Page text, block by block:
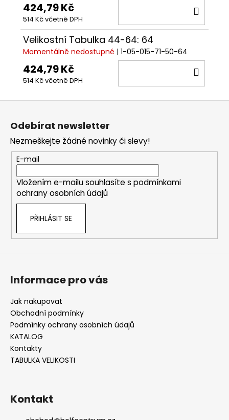
424,79 Kč
514 Kč včetně DPH
Velikostní Tabulka 44-64: 64
Momentálně nedostupné | 1-05-015-71-50-64
424,79 Kč
514 Kč včetně DPH
Z
Odebírat newsletter
Nezmeškejte žádné novinky či slevy!
E-mail
Vložením e-mailu souhlasíte s podmínkami
ochrany osobních údajů
PŘIHLÁSIT SE
Informace pro vás
Jak nakupovat
Obchodní podmínky
Podmínky ochrany osobních údajů
KATALOG
Kontakty
TABULKA VELIKOSTI
Kontakt